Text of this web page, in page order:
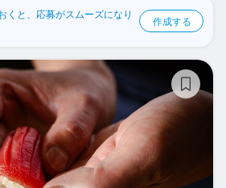
くと、応募がスムーズになり
作成する